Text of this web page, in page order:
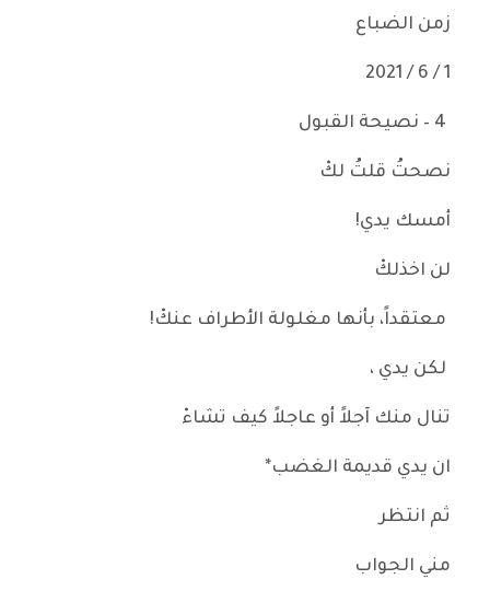
زمن الضباع
1 / 6 / 2021
نصحتُ قلتُ لكْ
أمسك يدي!
لن اخذلكْ
معتقداً، بأنها مغلولة الأطراف عنكْ!
لكن يدي ،
تنال منك آجلاً أو عاجلاً كيف تشاءْ
ان يدي قديمة الغضب*
ثم انتظر
مني الجواب